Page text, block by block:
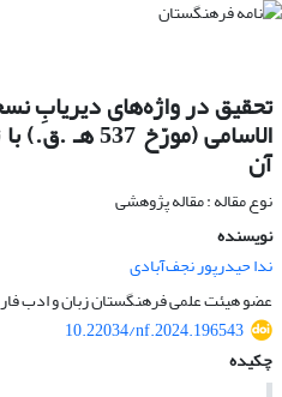
تحقیق در واژه‌های دیریابِ
الاسامی
آن
نوع مقاله : مقاله پژوهشی
نویسنده
ندا حیدرپور نجف‌آبادی
عضو هیئت علمی فرهنگستان زبان و ادب
10.22034/nf.2024.196543
چکیده